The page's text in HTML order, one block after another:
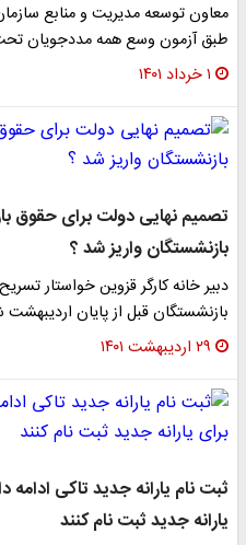
معاون توسعه مدیریت و منابع
طبق آزمون وسع همه مددجویان
۱ خرداد ۱۴۰۱
تصمیم نهایی دولت برای حقوق
بازنشستگان واریز شد ؟
دبیر خانه کارگر قزوین خواستار
بازنشستگان قبل از پایان اردیبهشت
۲۹ اردیبهشت ۱۴۰۱
​ثبت نام یارانه جدید تاکی ادامه
یارانه جدید ثبت نام کنند